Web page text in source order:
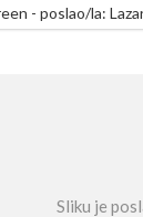
Sliku je